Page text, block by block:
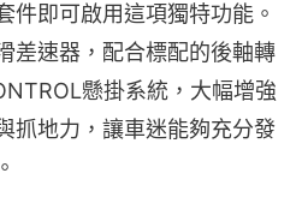
件即可啟用這項獨特功能。
差速器，配合標配的後軸轉
懸掛系統，大幅增強
抓地力，讓車迷能夠充分發